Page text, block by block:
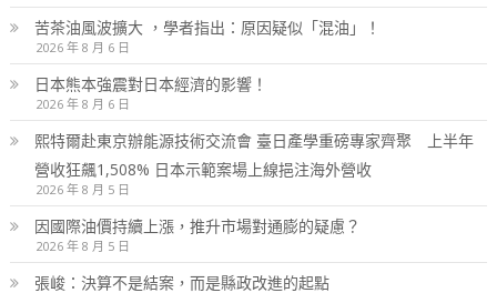
苦茶油風波擴大 ，學者指出：原因疑似「混油」！
2026 年 8 月 6 日
日本熊本強震對日本經濟的影響！
2026 年 8 月 6 日
熙特爾赴東京辦能源技術交流會 臺日產學重磅專家齊聚 上半年
營收狂飆1,508% 日本示範案場上線挹注海外營收
2026 年 8 月 5 日
因國際油價持續上漲，推升市場對通膨的疑慮？
2026 年 8 月 5 日
張峻：決算不是結案，而是縣政改進的起點